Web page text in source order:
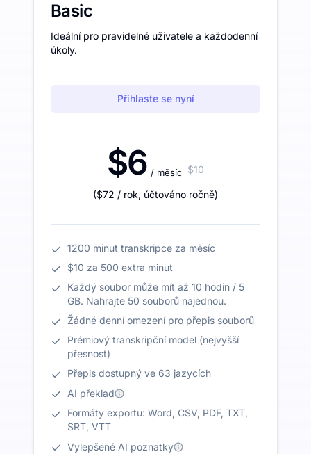
Basic
Ideální pro pravidelné uživatele a každodenní
úkoly.
Přihlaste se nyní
$6 / měsíc $10
($72 / rok, účtováno ročně)
1200 minut transkripce za měsíc
$10 za 500 extra minut
Každý soubor může mít až 10 hodin / 5
GB. Nahrajte 50 souborů najednou.
Žádné denní omezení pro přepis souborů
Prémiový transkripční model (nejvyšší
přesnost)
Přepis dostupný ve 63 jazycích
AI překlad
Formáty exportu: Word, CSV, PDF, TXT,
SRT, VTT
Vylepšené AI poznatky